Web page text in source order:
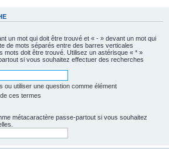
un mot qui doit être trouvé et « - » devant un mot qui
de mots séparés entre des barres verticales
mots doit être trouvé. Utilisez un astérisque « * »
si vous souhaitez effectuer des recherches
ou utiliser une question comme élément
ces termes
métacaractère passe-partout si vous souhaitez